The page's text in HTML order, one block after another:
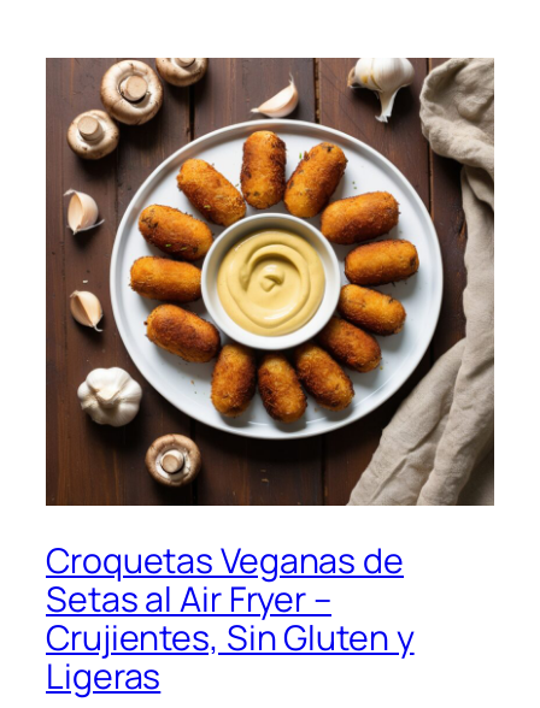
Croquetas Veganas de
Setas al Air Fryer –
Crujientes, Sin Gluten y
Ligeras